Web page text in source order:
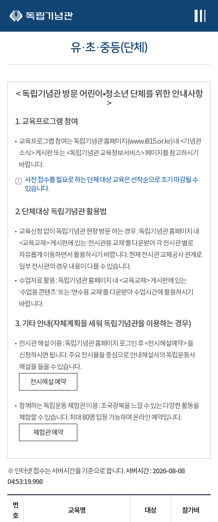
유·초·중등(단체)
< 독립기념관 방문 어린이•청소년 단체를 위한 안내사항
>
1. 교육프로그램 참여
교육프로그램 참여는 독립기념관 홈페이지(www.i815.or.kr) 내 <기념관
소식> 게시판 또는 <독립기념관 교육정보서비스> 페이지를 참고하시기
바랍니다.
사전 접수를 필요로 하는 단체 대상 교육은 선착순으로 조기 마감될 수
있습니다.
2. 단체대상 독립기념관 활용법
교육신청 없이 독립기념관 현장 방문 하는 경우 : 독립기념관 홈페이지 내
<교육교재> 게시판에 있는 ‘전시관용 교재’를 다운받아 각 전시관 별로
자유롭게 이동하면서 활용하시기 바랍니다. 현재 전시관 교체공사 관계로
일부 전시관의 경우 내용이 다를 수 있습니다.
수업자료 활용 : 독립기념관 홈페이지 내 <교육교재> 게시판에 있는
‘수업용 콘텐츠’ 또는 ‘연수용 교재’를 다운받아 수업시간에 활용하시기
바랍니다.
3. 기타 안내(자체계획을 세워 독립기념관을 이용하는 경우)
전시관 해설 이용 : 독립기념관 홈페이지 로그인 후 <전시해설예약> 을
신청하시면 됩니다. 주요 전시물을 중심으로 안내해설사의 독립운동사
해설을 들을 수 있습니다.
전시해설 예약
함께하는 독립운동 체험관 이용 : 조국광복을 느낄 수 있는 다양한 활동을
체험할 수 있습니다. 최대 80명 입장 가능하며 온라인 예약입니다.
체험관 예약
※ 인터넷 접수는 서버시간을 기준으로 합니다.서버시간 :2026-08-08
04:53:20.028
번
호
교육명 대상 참가비